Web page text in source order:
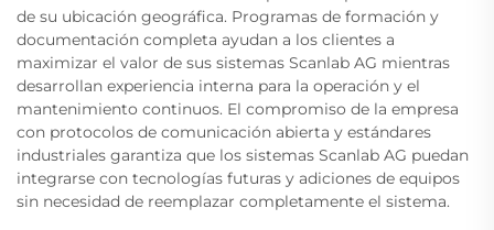
de su ubicación geográfica. Programas de formación y
documentación completa ayudan a los clientes a
maximizar el valor de sus sistemas Scanlab AG mientras
desarrollan experiencia interna para la operación y el
mantenimiento continuos. El compromiso de la empresa
con protocolos de comunicación abierta y estándares
industriales garantiza que los sistemas Scanlab AG puedan
integrarse con tecnologías futuras y adiciones de equipos
sin necesidad de reemplazar completamente el sistema.